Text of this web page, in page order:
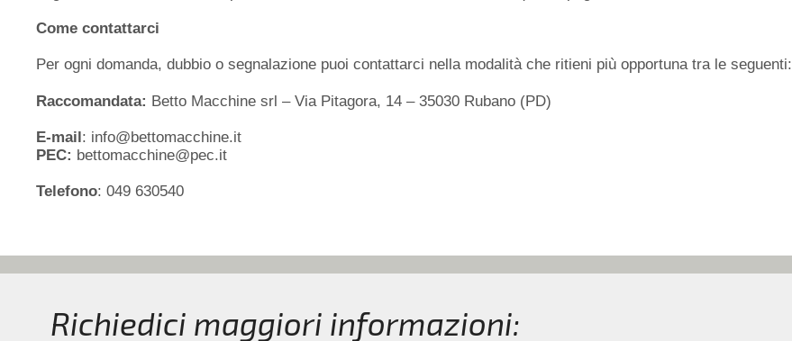
Come contattarci
Per ogni domanda, dubbio o segnalazione puoi contattarci nella modalità che ritieni più opportuna tra le seguenti:
Raccomandata: Betto Macchine srl – Via Pitagora, 14 – 35030 Rubano (PD)
E-mail: info@bettomacchine.it
PEC: bettomacchine@pec.it
Telefono: 049 630540
Richiedici maggiori informazioni: